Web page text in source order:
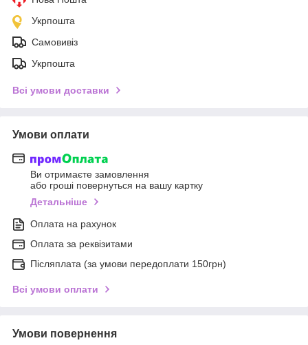
Укрпошта
Самовивіз
Укрпошта
Всі умови доставки
Умови оплати
Ви отримаєте замовлення
або гроші повернуться на вашу картку
Детальніше
Оплата на рахунок
Оплата за реквізитами
Післяплата (за умови передоплати 150грн)
Всі умови оплати
Умови повернення